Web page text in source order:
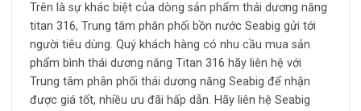
Trên là sự khác biệt của dòng sản phẩm thái dương năng
titan 316, Trung tâm phân phối bồn nước Seabig gửi tới
người tiêu dùng. Quý khách hàng có nhu cầu mua sản
phẩm bình thái dương năng Titan 316 hãy liên hệ với
Trung tâm phân phối thái dương năng Seabig để nhận
được giá tốt, nhiều ưu đãi hấp dẫn. Hãy liên hệ Seabig